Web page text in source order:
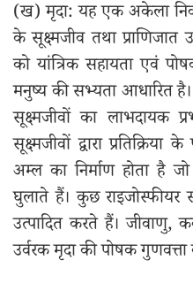
(ख) मृदा: यह एक अकेला
के सूक्ष्मजीव तथा
को यांत्रिक सहायता एवं
मनुष्य की सभ्यता आधारित
सूक्ष्मजीवों का लाभदायक
सूक्ष्मजीवों द्वारा
अम्ल का निर्माण होता है
घुलाते हैं। कुछ राइजोस्फीयर
उत्पादित करते हैं। जीवाणु,
उर्वरक मृदा की पोषक